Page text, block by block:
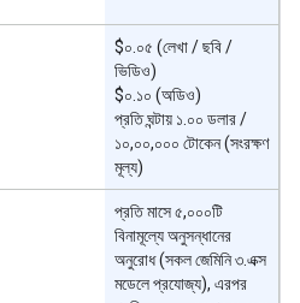
$০.০৫ (লেখা / ছবি /
ভিডিও)
$০.১০ (অডিও)
প্রতি ঘন্টায় ১.০০ ডলার /
১০,০০,০০০ টোকেন (সংরক্ষণ
মূল্য)
প্রতি মাসে ৫,০০০টি
বিনামূল্যে অনুসন্ধানের
অনুরোধ (সকল জেমিনি ৩.এক্স
মডেলে প্রযোজ্য), এরপর